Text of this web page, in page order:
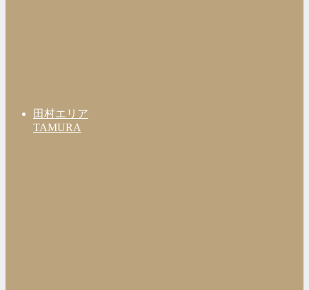
田村エリア
TAMURA